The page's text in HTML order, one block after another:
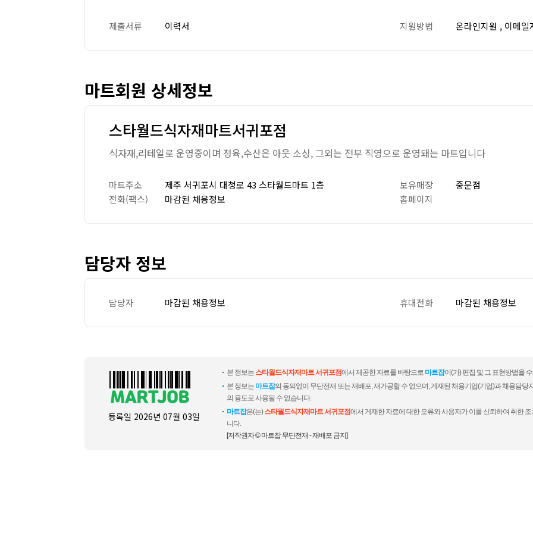
제출서류 이력서 지원방법 온라인지원 , 이메일
마트회원 상세정보
스타월드식자재마트서귀포점
식자재,리테일로 운영중이며 정육,수산은 아웃 소싱, 그외는 전부 직영으로 운영돼는 마트입니다
마트주소 제주 서귀포시 대청로 43 스타월드마트 1층 보유매장
중문점
전화(팩스)
마감된 채용정보 홈페이지
담당자 정보
담당자 마감된 채용정보 휴대전화 마감된 채용정보
등록일 2026년 07월 03일
본 정보는스타월드식자재마트 서귀포점에서 제공한 자료를 바탕으로 마트잡이(가) 편집 및 그 표현방법을
본 정보는 마트잡의 동의없이 무단전재 또는 재배포, 재가공할 수 없으며, 게재된 채용기업(기업)과 채용담당
의 용도로 사용될 수 없습니다.
마트잡은(는)스타월드식자재마트 서귀포점에서 게재한 자료에 대한 오류와 사용자가 이를 신뢰하여 취한
니다.
[저작권자 © 마트잡 무단전재 - 재배포 금지]